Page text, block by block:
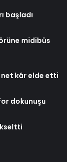
başladı
midibüs
net kâr elde etti
dokunuşu